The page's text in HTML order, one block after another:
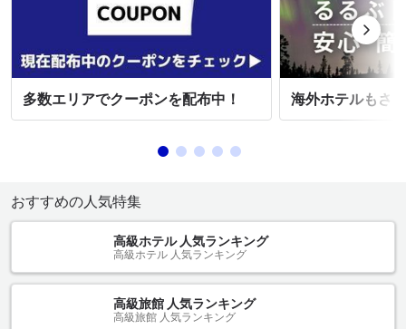
多数エリアでクーポンを配布中！ 海外ホテルもさ
おすすめの人気特集
高級ホテル 人気ランキング
高級ホテル 人気ランキング
高級旅館 人気ランキング
高級旅館 人気ランキング